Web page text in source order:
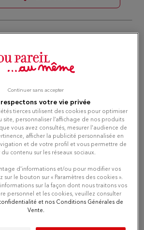
II AVENUE CHARLES DE
ROSNY SOUS BOIS
Number
Directions
au même VINCENNES
DU MIDI
today
respectons votre vie privée
tierces utilisent des cookies pour optimiser
site, personnaliser l’affichage de nos produits
vous avez consultés, mesurer l'audience de
afficher la publicité personnalisée en
et de votre profil et vous permettre de
contenu sur les réseaux sociaux.
d'informations et/ou pour modifier vos
sur le bouton sur « Paramètres des cookies ».
sur la façon dont nous traitons vos
personnel et les cookies, veuillez consulter
et nos Conditions Générales de
Vente.
Continuer sans accepter